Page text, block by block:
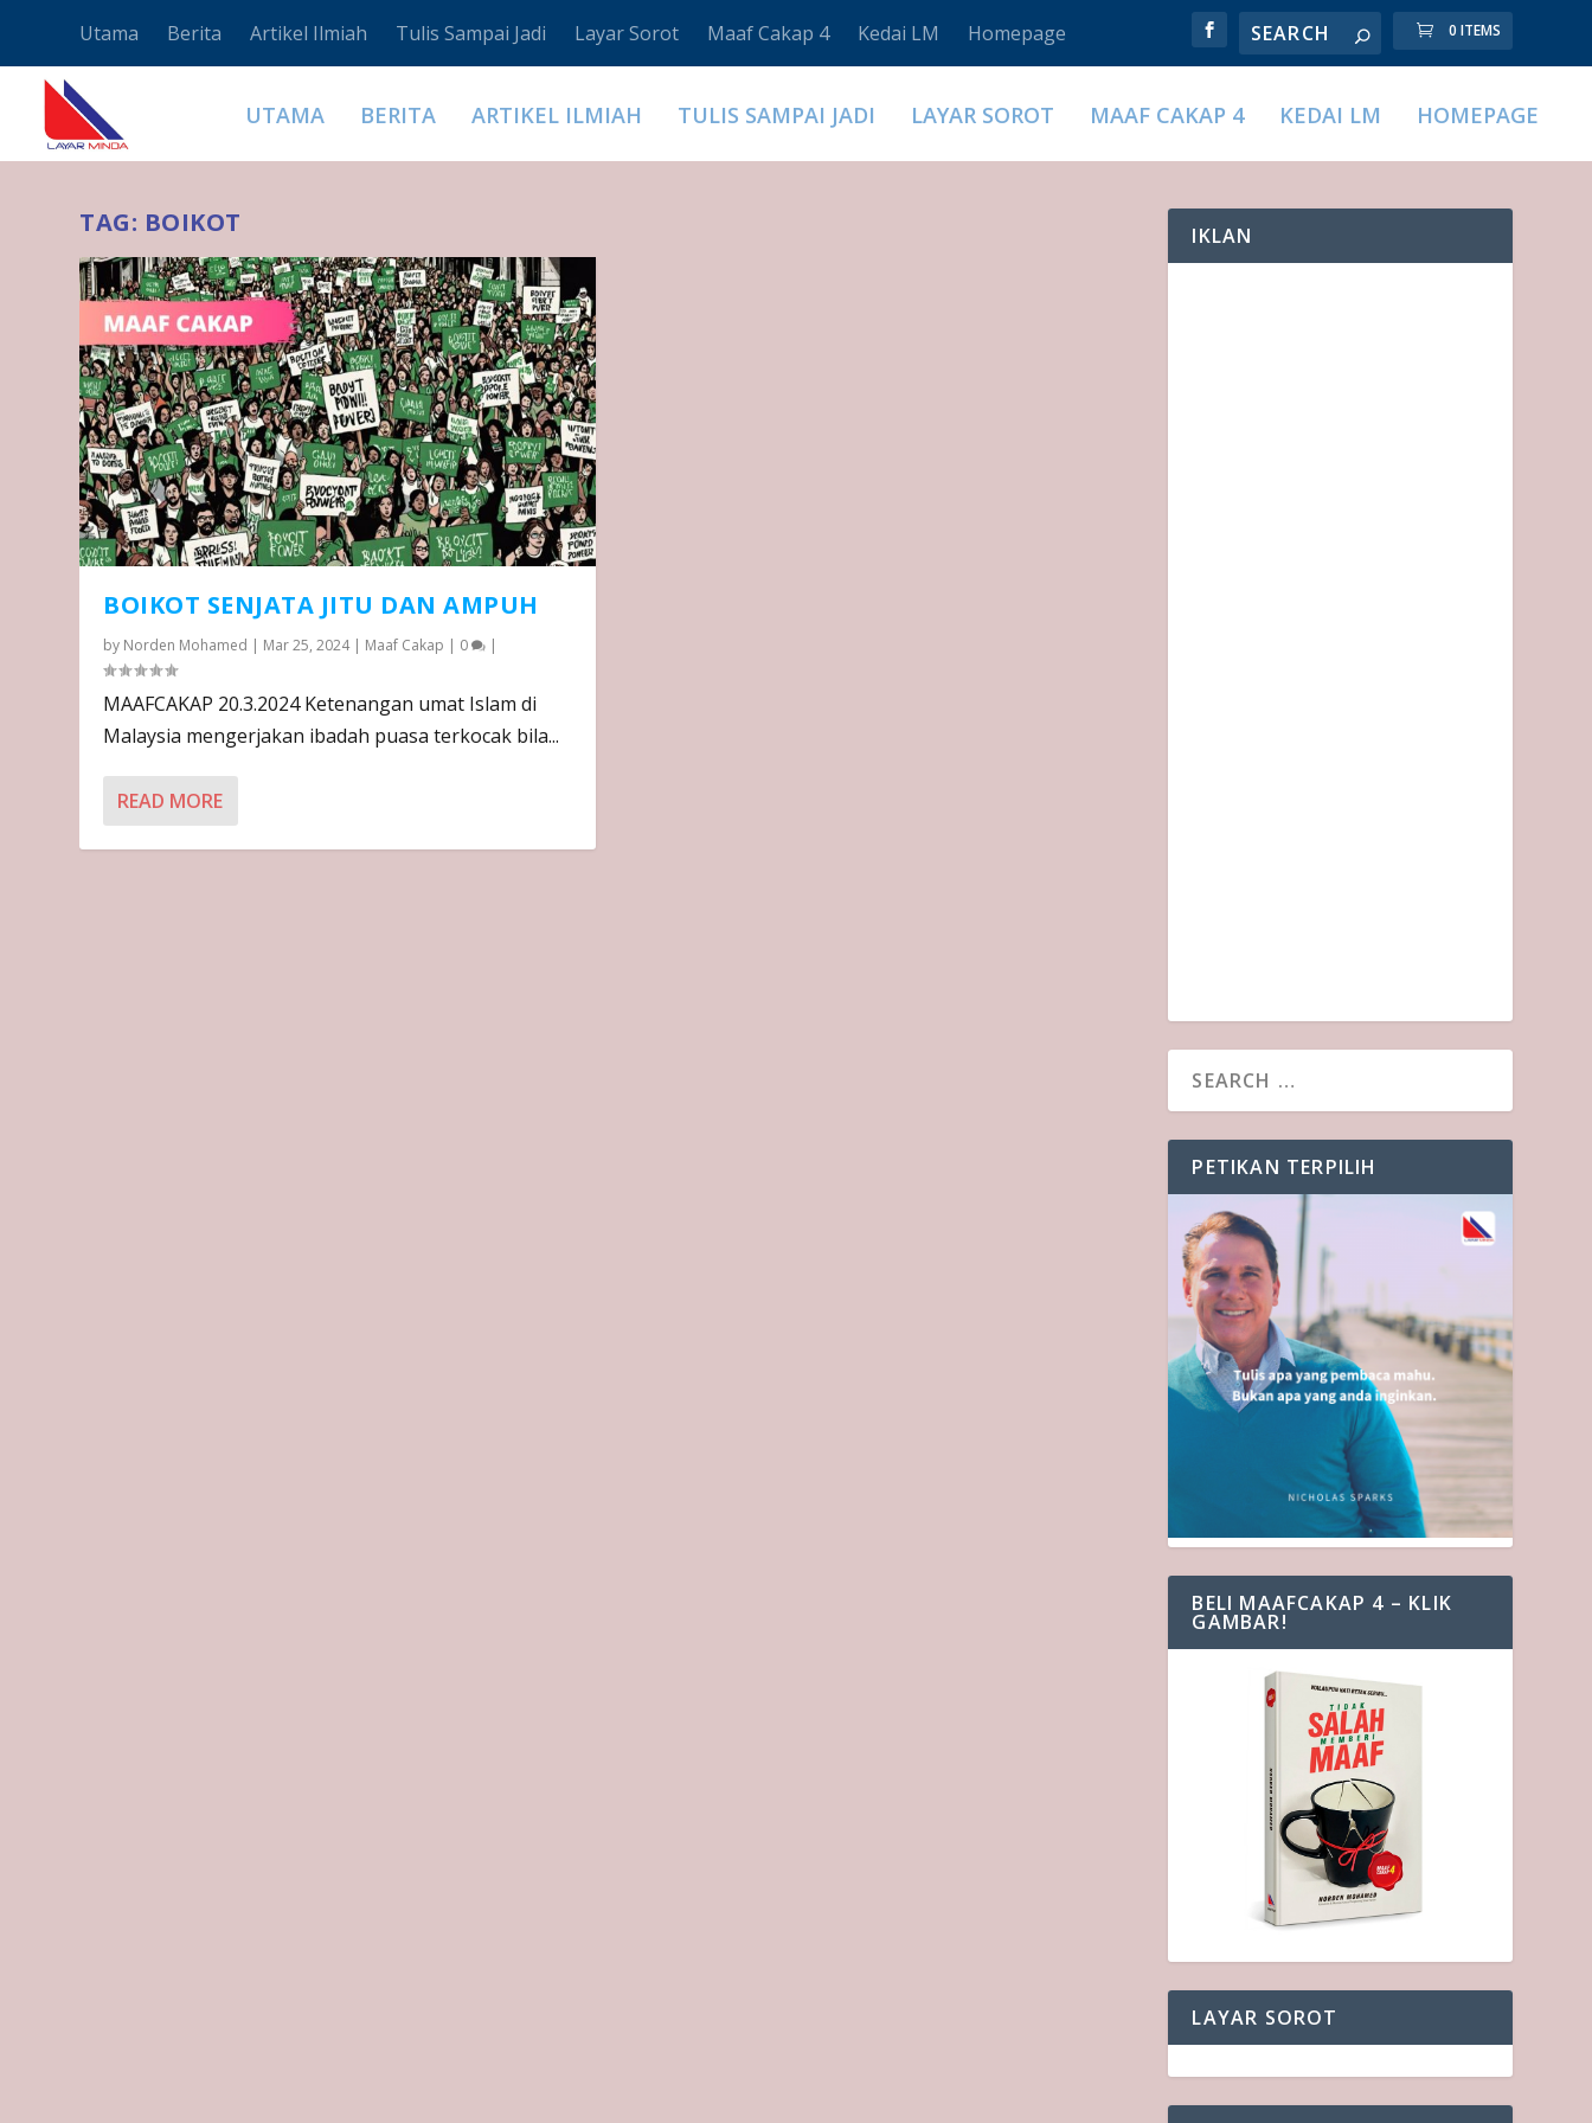
Utama Berita Artikel Ilmiah Tulis Sampai Jadi Layar Sorot Maaf Cakap 4 Kedai LM Homepage 0 ITEMS
UTAMA BERITA ARTIKEL ILMIAH TULIS SAMPAI JADI LAYAR SOROT MAAF CAKAP 4 KEDAI LM HOMEPAGE
TAG: BOIKOT
BOIKOT SENJATA JITU DAN AMPUH
by Norden Mohamed | Mar 25, 2024| Maaf Cakap | 0 |
MAAFCAKAP 20.3.2024 Ketenangan umat Islam di
Malaysia mengerjakan ibadah puasa terkocak bila...
READ MORE
IKLAN
PETIKAN TERPILIH
BELI MAAFCAKAP 4 – KLIK
GAMBAR!
LAYAR SOROT